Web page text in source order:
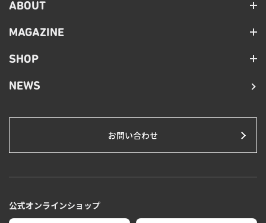
ABOUT
MAGAZINE
SHOP
NEWS
お問い合わせ
公式オンラインショップ